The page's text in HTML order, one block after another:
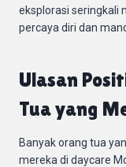
eksplorasi seringkali
percaya diri dan
Ulasan
Tua yang
Banyak orang tua
mereka di daycare